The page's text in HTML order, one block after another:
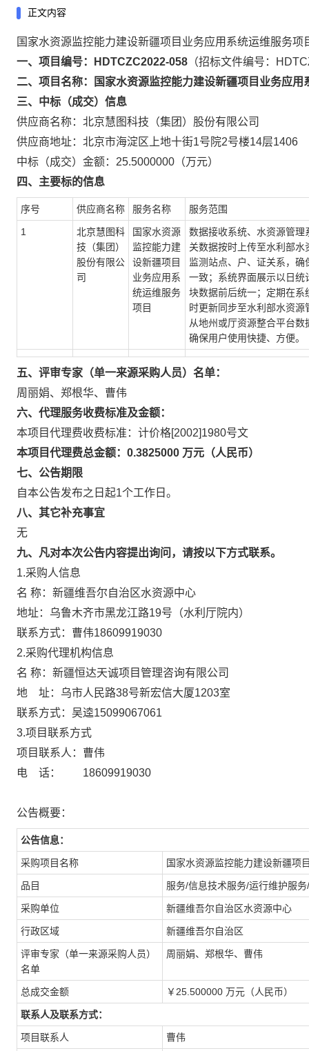
正文内容
国家水资源监控能力建设新疆项目业务应用系统运维服务项
一、项目编号：HDTCZC2022-058 （招标文件编号：
二、项目名称：国家水资源监控能力建设新疆项目业务应用
三、中标（成交）信息
供应商名称：北京慧图科技（集团）股份有限公司
供应商地址：北京市海淀区上地十街1号院2号楼14层1406
中标（成交）金额：25.5000000（万元）
四、主要标的信息
序号 供应商名称 服务名称 服务范围
1
北京慧图科
技（集团）
股份有限公
司
国家水资源
监控能力建
设新疆项目
业务应用系
统运维服务
项目
数据接收系统、水资源管
关数据按时上传至水利部
监测站点、户、证关系，
一致；系统界面展示以日
块数据前后统一；定期在
时更新同步至水利部水资
从地州或厅资源整合平台
确保用户使用快捷、方便。
五、评审专家（单一来源采购人员）名单：
周丽娟、郑根华、曹伟
六、代理服务收费标准及金额：
本项目代理费收费标准：计价格[2002]1980号文
本项目代理费总金额：0.3825000 万元（人民币）
七、公告期限
自本公告发布之日起1个工作日。
八、其它补充事宜
无
九、凡对本次公告内容提出询问，请按以下方式联系。
1.采购人信息
名 称：新疆维吾尔自治区水资源中心
地址：乌鲁木齐市黑龙江路19号（水利厅
联系方式：曹伟18609919030
2.采购代理机构信息
名 称：新疆恒达天诚项目管理咨询
地 址：乌市人民路38号新宏信大厦
联系方式：吴逵15099067061
3.项目联系方式
项目联系人：曹伟
电 话： 18609919030
公告概要：
公告信息：
采购项目名称 国家水资源监控能力建设新疆项
品目 服务/信息技术服务/运行维护服
采购单位 新疆维吾尔自治区水资源中心
行政区域 新疆维吾尔自治区
评审专家（单一来源采购人员）
名单
周丽娟、郑根华、曹伟
总成交金额 ￥25.500000 万元（人民币）
联系人及联系方式：
项目联系人 曹伟